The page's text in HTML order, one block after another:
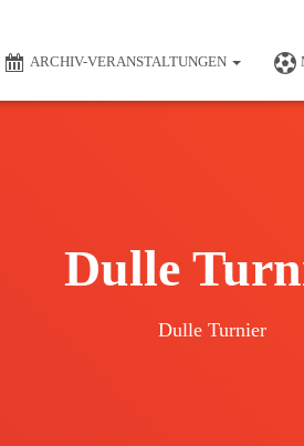
ARCHIV-VERANSTALTUNGEN
Dulle
Dulle Turnier